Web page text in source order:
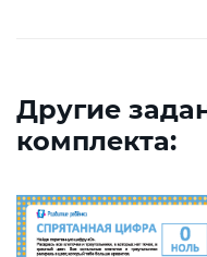
Другие
комплекта: